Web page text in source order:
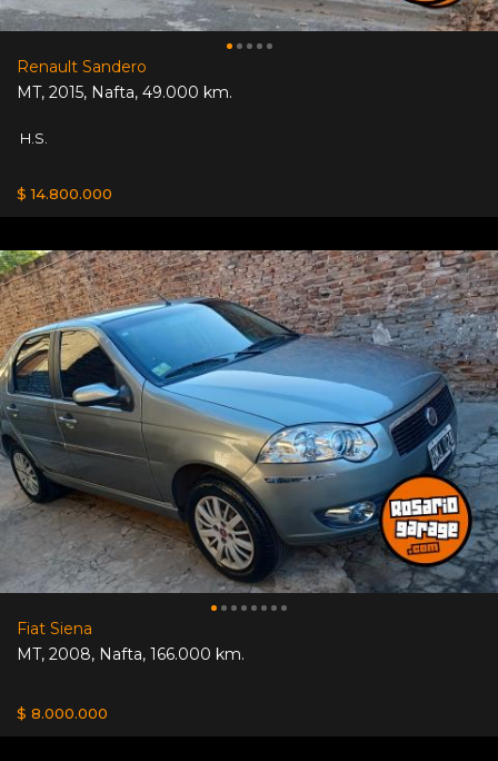
Renault Sandero
MT, 2015, Nafta, 49.000 km.
H.S.
$ 14.800.000
Fiat Siena
MT, 2008, Nafta, 166.000 km.
$ 8.000.000